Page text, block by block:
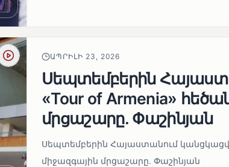
ԱՊՐԻԼԻ 23, 2026
Սեպտեմբերին
«Tour of Armenia»
մրցաշարը. Փաշինյան
Սեպտեմբերին Հայաստանում
միջազգային մրցաշարը. Փաշինյան